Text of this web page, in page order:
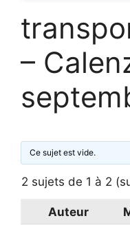
–
Ce sujet est vide.
2 sujets de 1 à 2
Auteur